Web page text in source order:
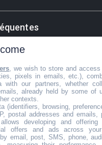
ophtalmologique
, we wish to store and
pixels in emails, etc.),
with our partners, whether
already held by some of
contexts.
(identifiers, browsing,
postal addresses and emails,
developing and offering
offers and ads across
email, post, SMS, phone,